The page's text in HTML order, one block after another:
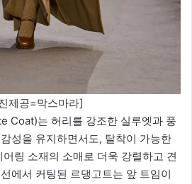
제공=막스마라]
Coat)는 허리를 강조한 실루엣과 풍
성을 유지하면서도, 탈착이 가능한
링 소재의 소매로 더욱 강렬하고 견
에서 커팅된 르댕고트는 앞 트임이